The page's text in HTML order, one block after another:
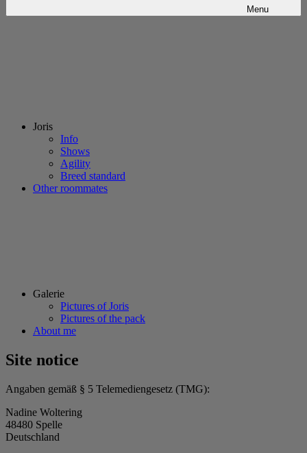
Menu
Joris
Info
Shows
Agility
Breed standard
Other roommates
Galerie
Pictures of Joris
Pictures of the pack
About me
Site notice
Angaben gemäß § 5 Telemediengesetz (TMG):
Nadine Woltering
48480 Spelle
Deutschland